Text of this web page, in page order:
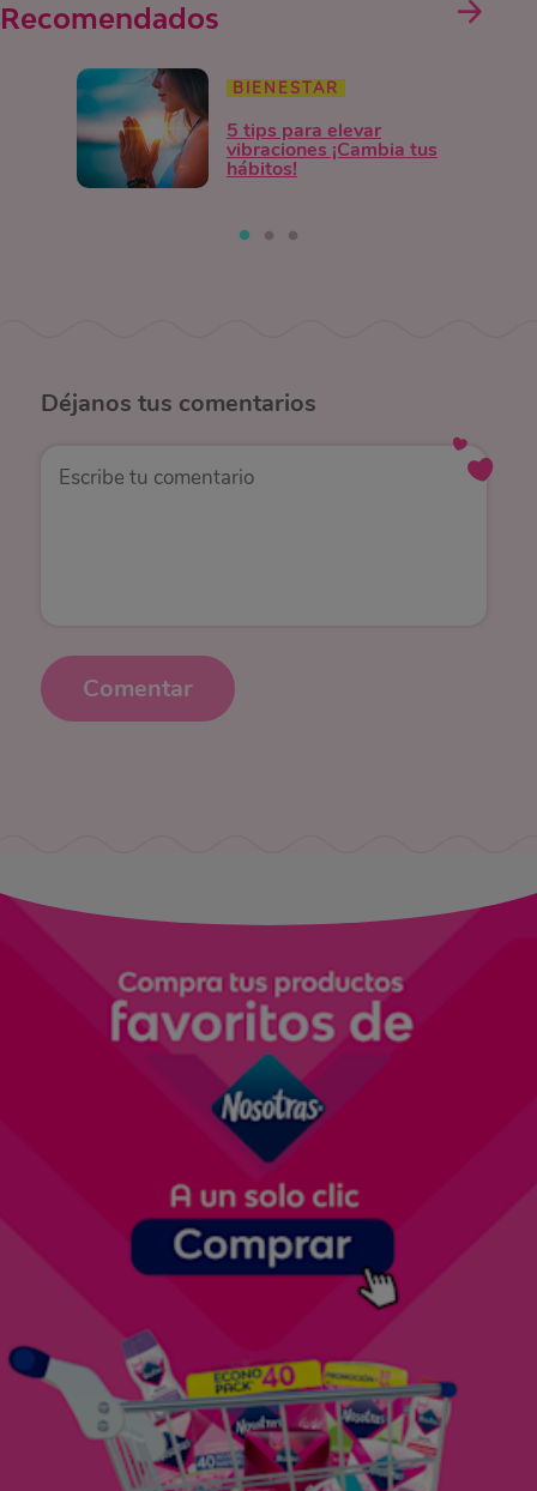
Recomendados
BIENESTAR
5 tips para elevar
vibraciones ¡Cambia tus
hábitos!
Déjanos tus comentarios
Comentar